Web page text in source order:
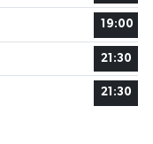
19:00
21:30
21:30